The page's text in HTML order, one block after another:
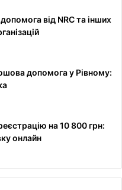
від NRC та інших
допомога у Рівному:
на 10 800 грн:
онлайн